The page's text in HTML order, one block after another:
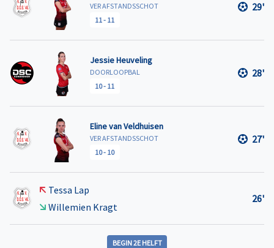
VER AFSTANDSSCHOT
11- 11
29'
Jessie Heuveling
DOORLOOPBAL
10- 11
28'
Eline van Veldhuisen
VER AFSTANDSSCHOT
10- 10
27'
Tessa Lap
Willemien Kragt
26'
BEGIN 2E HELFT